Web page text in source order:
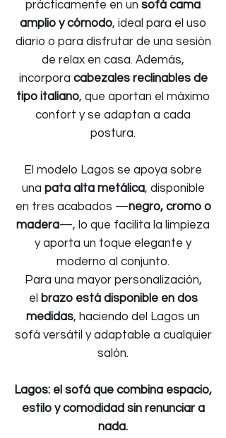
prácticamente en un sofá cama
amplio y cómodo, ideal para el uso
diario o para disfrutar de una sesión
de relax en casa. Además,
incorpora cabezales reclinables de
tipo italiano, que aportan el máximo
confort y se adaptan a cada
postura.
El modelo Lagos se apoya sobre
una pata alta metálica, disponible
en tres acabados —negro, cromo o
madera—, lo que facilita la limpieza
y aporta un toque elegante y
moderno al conjunto.
Para una mayor personalización,
el brazo está disponible en dos
medidas, haciendo del Lagos un
sofá versátil y adaptable a cualquier
salón.
Lagos: el sofá que combina espacio,
estilo y comodidad sin renunciar a
nada.